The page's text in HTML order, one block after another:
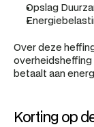
Opslag
Over deze
betaalt aan
Korting op